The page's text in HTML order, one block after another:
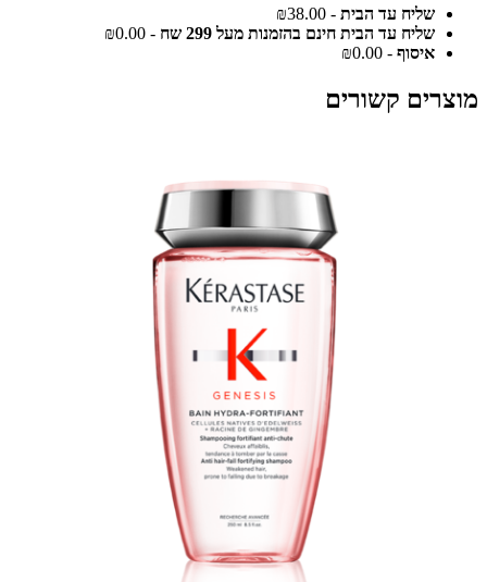
שליח עד הבית - ₪38.00
שליח עד הבית חינם בהזמנות מעל 299 שח
- ₪0.00
איסוף - ₪0.00
מוצרים קשורים